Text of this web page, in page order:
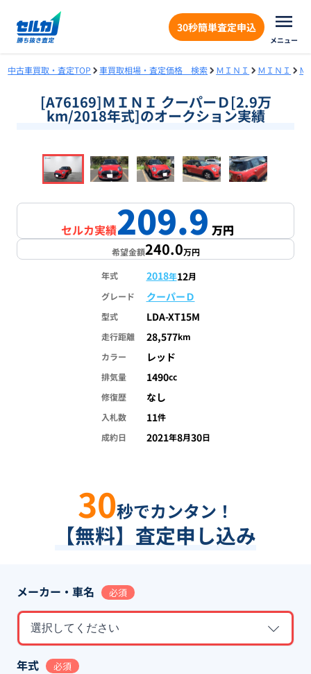
30秒簡単査定申込
メニュー
中古車買取・査定TOP 車買取相場・査定価格 検索 ＭＩＮＩ ＭＩＮＩ Ｍ
[A76169]ＭＩＮＩ クーパーＤ[2.9万
km/2018年式]のオークション実績
1/18
セルカ実績209.9万円
希望金額240.0万円
年式 2018年12月
グレード
クーパーＤ
型式 LDA-XT15M
走行距離 28,577km
カラー
レッド
排気量 1490cc
修復歴
なし
入札数 11件
成約日
2021年8月30日
30秒でカンタン！
【無料】査定申し込み
メーカー・車名 必須
選択してください
年式 必須